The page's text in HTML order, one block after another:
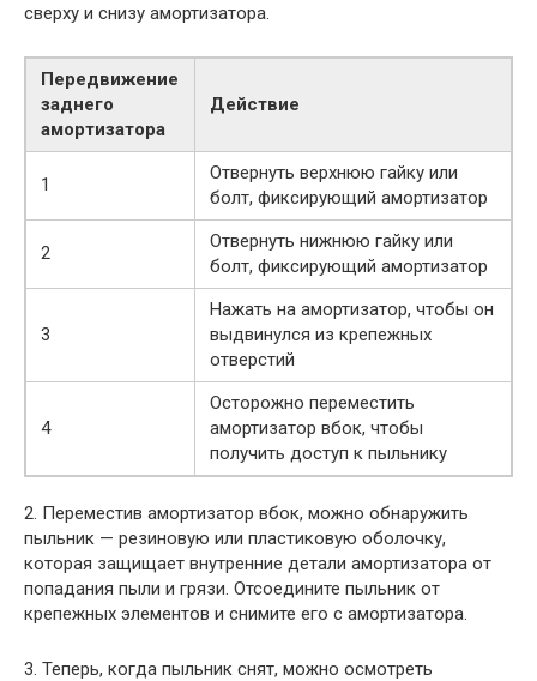
сверху и снизу амортизатора.
Передвижение
заднего
амортизатора
Действие
1
Отвернуть верхнюю гайку или
болт, фиксирующий амортизатор
2
Отвернуть нижнюю гайку или
болт, фиксирующий амортизатор
3
Нажать на амортизатор, чтобы он
выдвинулся из крепежных
отверстий
4
Осторожно переместить
амортизатор вбок, чтобы
получить доступ к пыльнику
2. Переместив амортизатор вбок, можно обнаружить
пыльник — резиновую или пластиковую оболочку,
которая защищает внутренние детали амортизатора от
попадания пыли и грязи. Отсоедините пыльник от
крепежных элементов и снимите его с амортизатора.
3. Теперь, когда пыльник снят, можно осмотреть